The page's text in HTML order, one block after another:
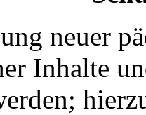
neuer
Inhalte